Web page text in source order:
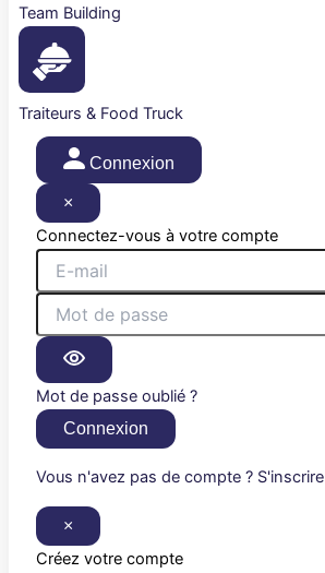
Team Building
Traiteurs & Food Truck
Connexion
×
Connectez-vous à votre compte
Mot de passe oublié ?
Connexion
Vous n'avez pas de compte ? S'inscrire
×
Créez votre compte